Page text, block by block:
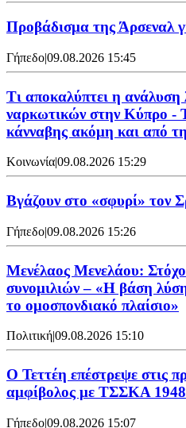
Προβάδισμα της Άρσεναλ
Γήπεδο|09.08.2026 15:45
Τι αποκαλύπτει η
ναρκωτικών στην Κύπρο -
κάνναβης ακόμη και από
Κοινωνία|09.08.2026 15:29
Bγάζουν στο «σφυρί» τον
Γήπεδο|09.08.2026 15:26
Μενέλαος Μενελάου:
συνομιλιών – «Η βάση
το ομοσπονδιακό πλαίσιο»
Πολιτική|09.08.2026 15:10
Ο Τεττέη επέστρεψε στις
αμφίβολος με ΤΣΣΚΑ 1948
Γήπεδο|09.08.2026 15:07